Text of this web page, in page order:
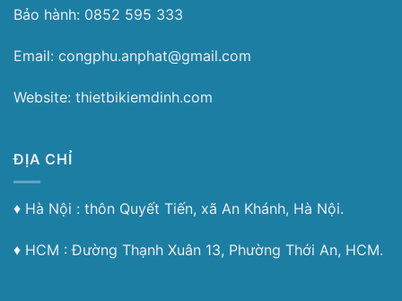
Bảo hành: 0852 595 333
Email: congphu.anphat@gmail.com
Website: thietbikiemdinh.com
ĐỊA CHỈ
♦︎ Hà Nội : thôn Quyết Tiến, xã An Khánh, Hà Nội.
♦︎ HCM : Đường Thạnh Xuân 13, Phường Thới An, HCM.